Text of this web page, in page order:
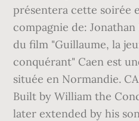
présentera cette soirée
compagnie de:
du film "Guillaume, la
conquérant" Caen est
située en Normandie.
Built by William the
later extended by his